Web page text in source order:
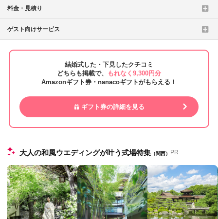
料金・見積り
ゲスト向けサービス
結婚式した・下見したクチコミ
どちらも掲載で、
もれなく9,300円分
Amazonギフト券・nanacoギフトがもらえる！
ギフト券の詳細を見る
大人の和風ウエディングが叶う式場特集 （関西） PR